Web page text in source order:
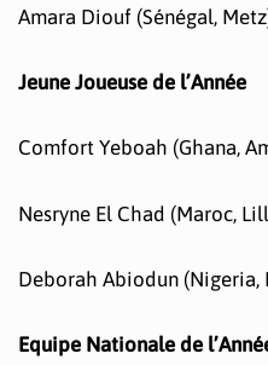
Amara Diouf (Sénégal,
Jeune Joueuse de l’Année
Comfort Yeboah (Ghana,
Nesryne El Chad (Maroc,
Deborah Abiodun (Nigeria,
Equipe Nationale de